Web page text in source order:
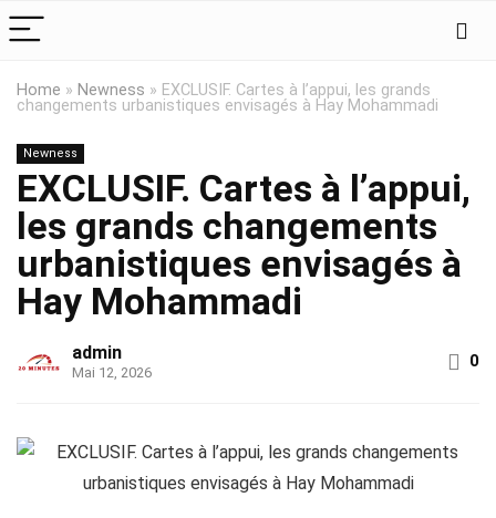
Home » Newness » EXCLUSIF. Cartes à l’appui, les grands
changements urbanistiques envisagés à Hay Mohammadi
Newness
EXCLUSIF. Cartes à l’appui,
les grands changements
urbanistiques envisagés à
Hay Mohammadi
admin
Mai 12, 2026
0